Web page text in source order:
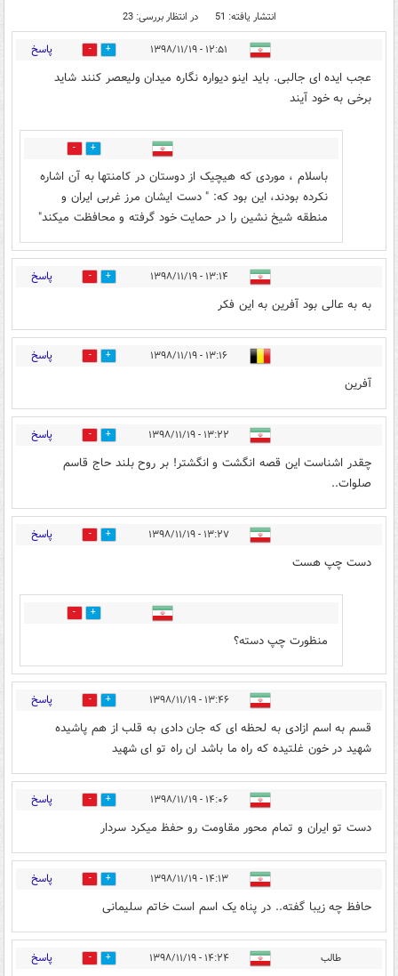
انتشار یافته: 51 در انتظار بررسی: 23
۱۲:۵۱ - ۱۳۹۸/۱۱/۱۹ 682 پاسخ
عجب ایده ای جالبی. باید اینو دیواره نگاره میدان ولیعصر کنند شاید
برخی به خود آیند
102
باسلام ، موردی که هیچیک از دوستان در کامنتها به آن اشاره
نکرده بودند، این بود که: " دست ایشان مرز غربی ایران و
منطقه شیخ نشین را در حمایت خود گرفته و محافظت میکند"
۱۳:۱۴ - ۱۳۹۸/۱۱/۱۹ 545 پاسخ
به به عالی بود آفرین به این فکر
۱۳:۱۶ - ۱۳۹۸/۱۱/۱۹ 430 پاسخ
آفرین
۱۳:۲۲ - ۱۳۹۸/۱۱/۱۹ 483 پاسخ
چقدر اشناست این قصه انگشت و انگشتر! بر روح بلند حاج قاسم
صلوات..
۱۳:۲۷ - ۱۳۹۸/۱۱/۱۹ 145 پاسخ
دست چپ هست
7
منظورت چپ دسته؟
۱۳:۴۶ - ۱۳۹۸/۱۱/۱۹ 439 پاسخ
قسم به اسم ازادی به لحظه ای که جان دادی به قلب از هم پاشیده
شهید در خون غلتیده که راه ما باشد ان راه تو ای شهید
۱۴:۰۶ - ۱۳۹۸/۱۱/۱۹ 186 پاسخ
دست تو ایران و تمام محور مقاومت رو حفظ میکرد سردار
۱۴:۱۳ - ۱۳۹۸/۱۱/۱۹ 189 پاسخ
حافظ چه زیبا گفته.. در پناه یک اسم است خاتم سلیمانی
طالب ۱۴:۲۴ - ۱۳۹۸/۱۱/۱۹ 184 پاسخ